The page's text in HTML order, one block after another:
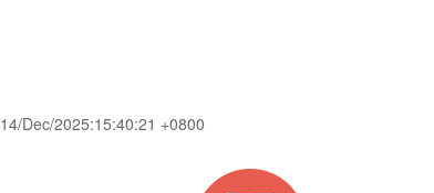
14/Dec/2025:15:40:21 +0800